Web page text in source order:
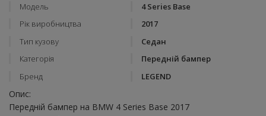
Модель
4 Series Base
Рік виробництва
2017
Тип кузову
Седан
Категорія
Передній бампер
Бренд
LEGEND
Опис:
Передній бампер на BMW 4 Series Base 2017